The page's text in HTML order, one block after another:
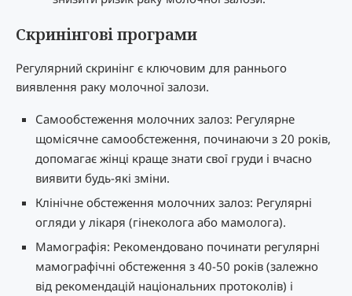
Скринінгові програми
Регулярний скринінг є ключовим для раннього
виявлення раку молочної залози.
Самообстеження молочних залоз: Регулярне
щомісячне самообстеження, починаючи з 20 років,
допомагає жінці краще знати свої груди і вчасно
виявити будь-які зміни.
Клінічне обстеження молочних залоз: Регулярні
огляди у лікаря (гінеколога або мамолога).
Мамографія: Рекомендовано починати регулярні
мамографічні обстеження з 40-50 років (залежно
від рекомендацій національних протоколів) і